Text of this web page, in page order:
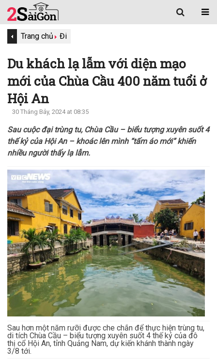
Trang chủ Đi
Du khách lạ lẫm với diện mạo
mới của Chùa Cầu 400 năm tuổi ở
Hội An
30 Tháng Bảy, 2024 at 08:35
Sau cuộc đại trùng tu, Chùa Cầu – biểu tượng xuyên suốt 4
thế kỷ của Hội An – khoác lên mình “tấm áo mới” khiến
nhiều người thấy lạ lẫm.
Sau hơn một năm rưỡi được che chắn để thực hiện trùng tu,
di tích Chùa Cầu – biểu tượng xuyên suốt 4 thế kỷ của đô
thị cổ Hội An, tỉnh Quảng Nam, dự kiến khánh thành ngày
3/8 tới.